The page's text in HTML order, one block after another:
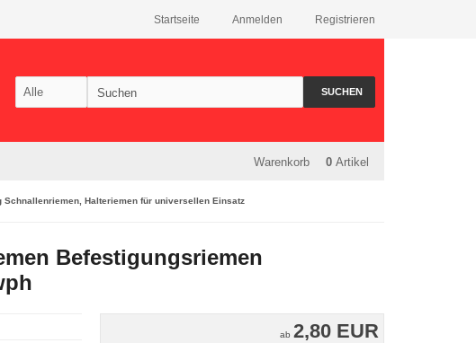
Registrieren
Anmelden
Startseite
SUCHEN
Warenkorb 0 Artikel
Halteriemen für universellen Einsatz
Befestigungsriemen
ab 2,80 EUR